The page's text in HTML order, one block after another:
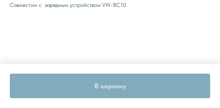
В корзину
Совместим с зарядным устройством VW-BC10.